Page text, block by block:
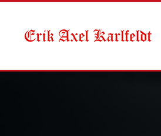
Skip to main content